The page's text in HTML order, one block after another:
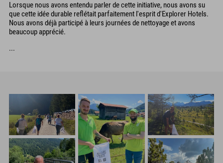
Lorsque nous avons entendu parler de cette initiative, nous avons su
que cette idée durable reflétait parfaitement l'esprit d'Explorer Hotels.
Nous avons déjà participé à leurs journées de nettoyage et avons
beaucoup apprécié.
...